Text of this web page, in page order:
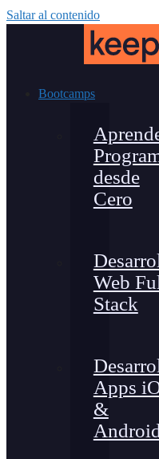
Saltar al contenido
Bootcamps
desde
Cero
Web
Stack
Apps
&
Android